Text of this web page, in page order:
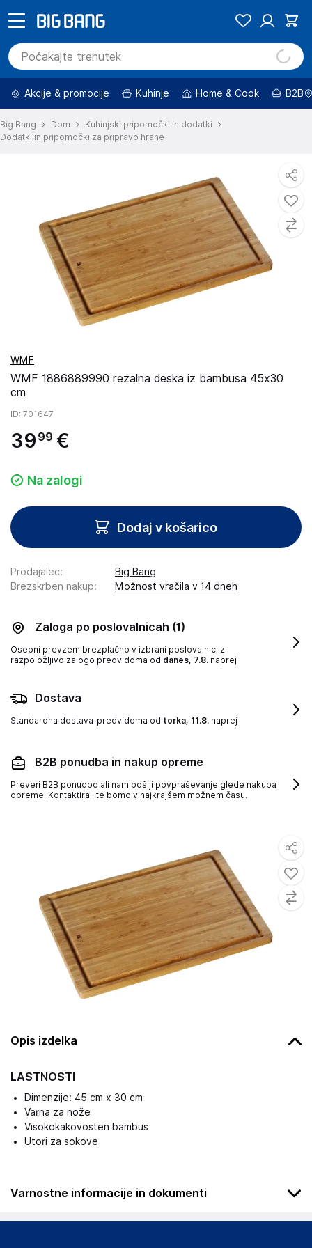
Akcije & promocije Kuhinje Home & Cook B2B
Big Bang Dom
Kuhinjski pripomočki in dodatki
Dodatki in pripomočki za pripravo hrane
Opis izdelka
LASTNOSTI
Dimenzije: 45 cm x 30 cm
Varna za nože
Visokokakovosten bambus
Utori za sokove
Varnostne informacije in dokumenti
Podatki o proizvajalcu
WMF
WMF 1886889990 rezalna deska iz bambusa 45x30
cm
ID: 701647
39 99 €
Na zalogi
Dodaj v košarico
Prodajalec:
Big Bang
Brezskrben nakup: Možnost vračila v 14 dneh
Zaloga po poslovalnicah (1)
Osebni prevzem brezplačno v izbrani poslovalnici z
razpoložljivo zalogo predvidoma od danes, 7.8. naprej
Dostava
Standardna dostava predvidoma od torka, 11.8. naprej
B2B ponudba in nakup opreme
Preveri B2B ponudbo ali nam pošlji povpraševanje glede nakupa
opreme. Kontaktirali te bomo v najkrajšem možnem času.